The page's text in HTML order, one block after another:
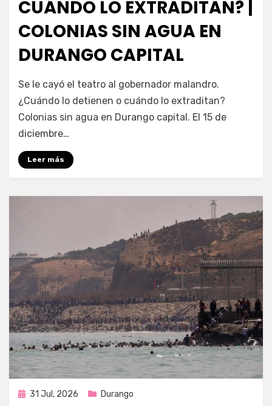
CUÁNDO LO EXTRADITAN? |
COLONIAS SIN AGUA EN
DURANGO CAPITAL
por Fernando Miranda Servín
Se le cayó el teatro al gobernador malandro.
¿Cuándo lo detienen o cuándo lo extraditan?
Colonias sin agua en Durango capital. El 15 de
diciembre…
Leer más
Publicada
31 Jul, 2026 Durango